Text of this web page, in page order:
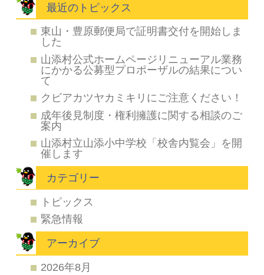
最近のトピックス
東山・豊原郵便局で証明書交付を開始しま
した
山添村公式ホームページリニューアル業務
にかかる公募型プロポーザルの結果につい
て
クビアカツヤカミキリにご注意ください！
成年後見制度・権利擁護に関する相談のご
案内
山添村立山添小中学校「校舎内覧会」を開
催します
カテゴリー
トピックス
緊急情報
アーカイブ
2026年8月